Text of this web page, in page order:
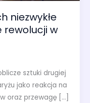
niezwykłe
w
sztuki drugiej
jako reakcja na
oraz przewagę […]